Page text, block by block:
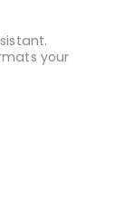
your